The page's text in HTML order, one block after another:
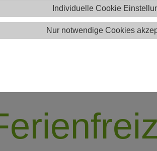
Individuelle Cookie
Nur notwendige Cookies